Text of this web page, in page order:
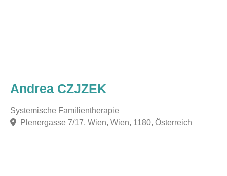
Andrea CZJZEK
Systemische Familientherapie
Plenergasse 7/17, Wien, Wien, 1180, Österreich